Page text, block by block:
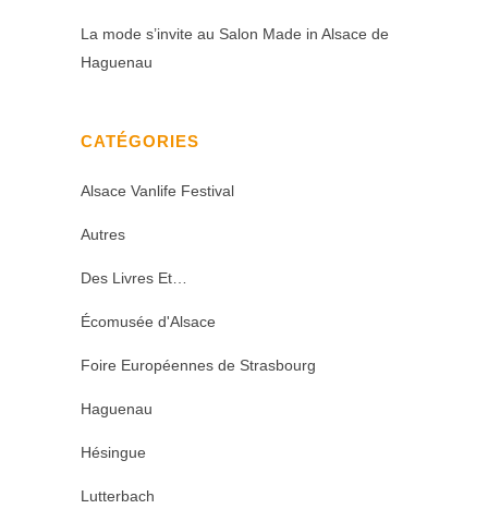
La mode s’invite au Salon Made in Alsace de
Haguenau
CATÉGORIES
Alsace Vanlife Festival
Autres
Des Livres Et…
Écomusée d'Alsace
Foire Européennes de Strasbourg
Haguenau
Hésingue
Lutterbach